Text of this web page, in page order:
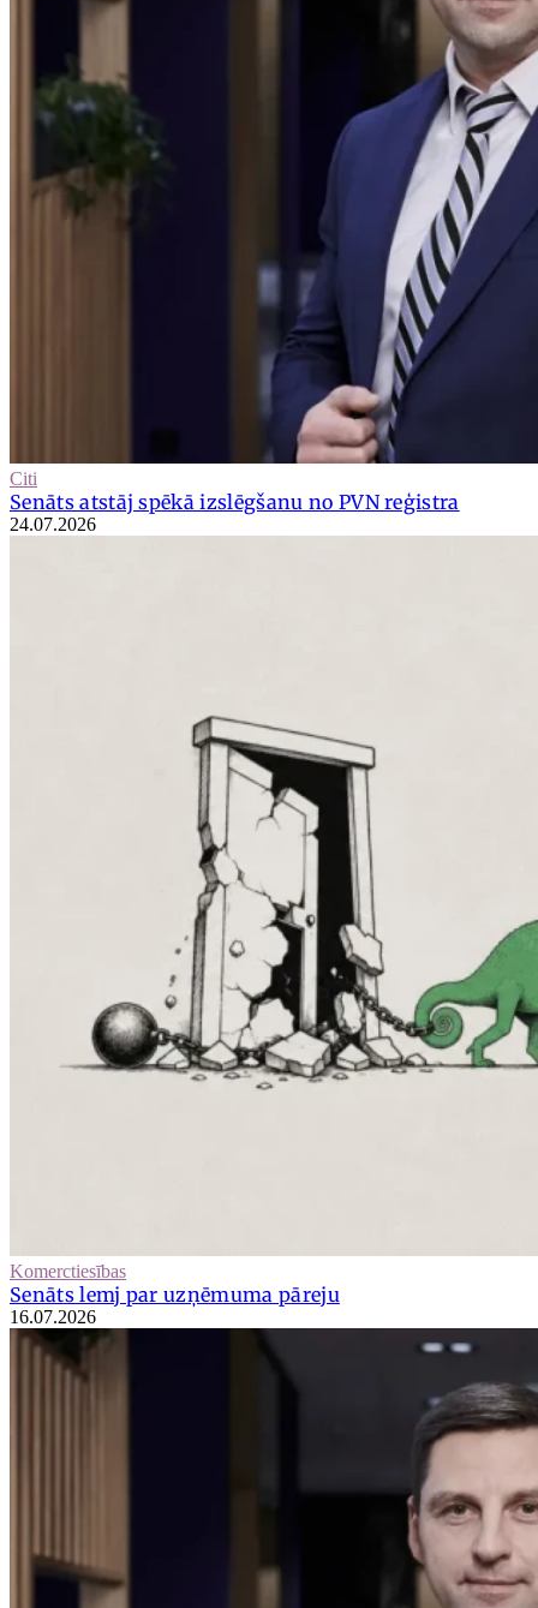
Citi
Senāts atstāj spēkā izslēgšanu no PVN reģistra
24.07.2026
Komerctiesības
Senāts lemj par uzņēmuma pāreju
16.07.2026